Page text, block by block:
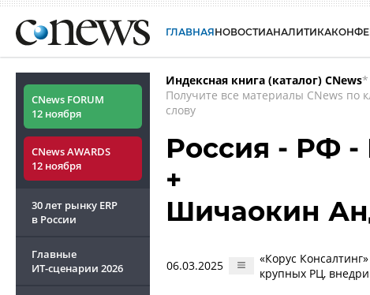
ГЛАВНАЯНОВОСТИАНАЛИТИКА
CNews FORUM
12 ноября
CNews AWARDS
12 ноября
30 лет рынку ERP
в России
Главные
ИТ-сценарии 2026
Индексная книга (каталог) CNews*
Получите все материалы CNews по
слову
Россия - РФ -
+
Шичаокин
06.03.2025
«Корус
крупных РЦ,